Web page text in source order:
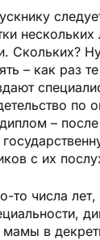
нескольких
Скольких?
– как раз
по
–
с их
то числа
в